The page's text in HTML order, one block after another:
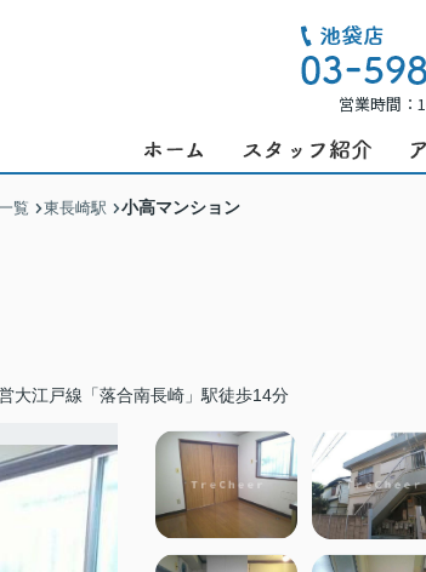
営業時間
覧 東長崎駅 小高マンション
大江戸線「落合南長崎」駅徒歩14分